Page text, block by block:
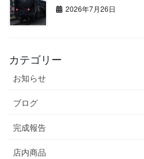
2026年7月26日
カテゴリー
お知らせ
ブログ
完成報告
店内商品